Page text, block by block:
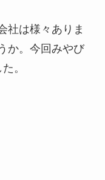
社は様々ありま
か。今回みやび
。